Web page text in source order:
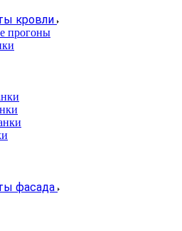
кровли
прогоны
фасада